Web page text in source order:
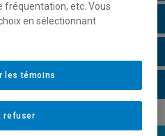
fréquentation, etc. Vous
en sélectionnant
refuser
les témoins